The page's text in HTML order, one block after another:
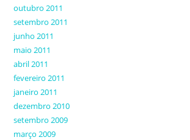
outubro 2011
setembro 2011
junho 2011
maio 2011
abril 2011
fevereiro 2011
janeiro 2011
dezembro 2010
setembro 2009
março 2009